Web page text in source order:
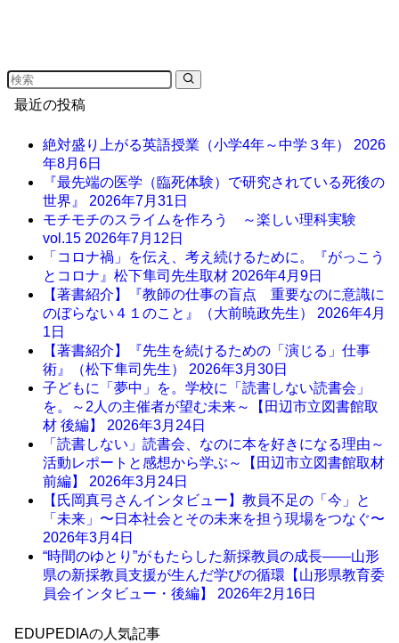
最近の投稿
絶対盛り上がる英語授業（小学4年～中学３年） 2026
年8月6日
『最先端の医学（臨死体験）で研究されている死後の
世界』 2026年7月31日
モチモチのスライムを作ろう ～楽しい理科実験
vol.15 2026年7月12日
「コロナ禍」を伝え、考え続けるために。『がっこう
とコロナ』松下隼司先生取材 2026年4月9日
【著書紹介】『教師の仕事の盲点 重要なのに意識に
のぼらない４１のこと』（大前暁政先生） 2026年4月
1日
【著書紹介】『先生を続けるための「演じる」仕事
術』（松下隼司先生） 2026年3月30日
子どもに「夢中」を。学校に「読書しない読書会」
を。～2人の主催者が望む未来～【田辺市立図書館取
材 後編】 2026年3月24日
「読書しない」読書会、なのに本を好きになる理由～
活動レポートと感想から学ぶ～【田辺市立図書館取材
前編】 2026年3月24日
【氏岡真弓さんインタビュー】教員不足の「今」と
「未来」〜日本社会とその未来を担う現場をつなぐ〜
2026年3月4日
“時間のゆとり”がもたらした新採教員の成長――山形
県の新採教員支援が生んだ学びの循環【山形県教育委
員会インタビュー・後編】 2026年2月16日
EDUPEDIAの人気記事